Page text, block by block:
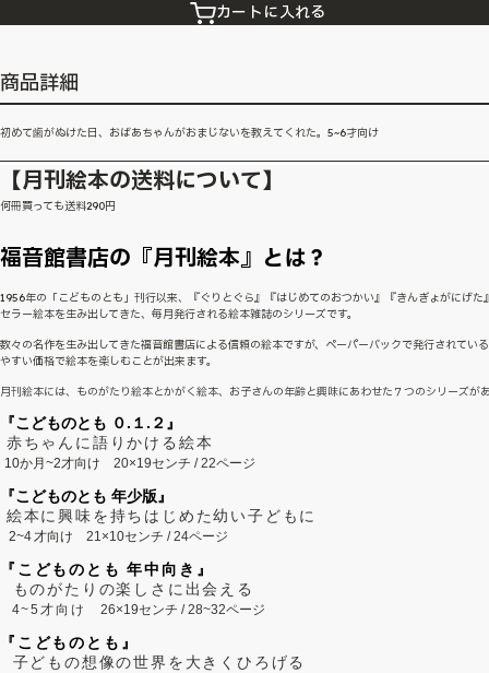
カートに入れる
商品詳細
初めて歯がぬけた日、おばあちゃんがおまじないを教えてくれた。5~6才向け
【月刊絵本の送料について】
何冊買っても送料290円
福音館書店の『月刊絵本』とは？
1956年の「こどものとも」刊行以来、『ぐりとぐら』『はじめてのおつかい』『きんぎょがにげた
セラー絵本を生み出してきた、毎月発行される絵本雑誌のシリーズです。
数々の名作を生み出してきた福音館書店による信頼の絵本ですが、ペーパーバックで発行されてい
やすい価格で絵本を楽しむことが出来ます。
月刊絵本には、ものがたり絵本とかがく絵本、お子さんの年齢と興味にあわせた７つのシリーズが
『こどものとも ０.１.２』
赤ちゃんに語りかける絵本
10か月~2才向け 20×19センチ / 22ページ
『こどものとも 年少版』
絵本に興味を持ちはじめた幼い子どもに
2~4才向け 21×10センチ / 24ページ
『こどものとも 年中向き』
ものがたりの楽しさに出会える
4~5才向け26×19センチ / 28~32ページ
『こどものとも』
子どもの想像の世界を大きくひろげる